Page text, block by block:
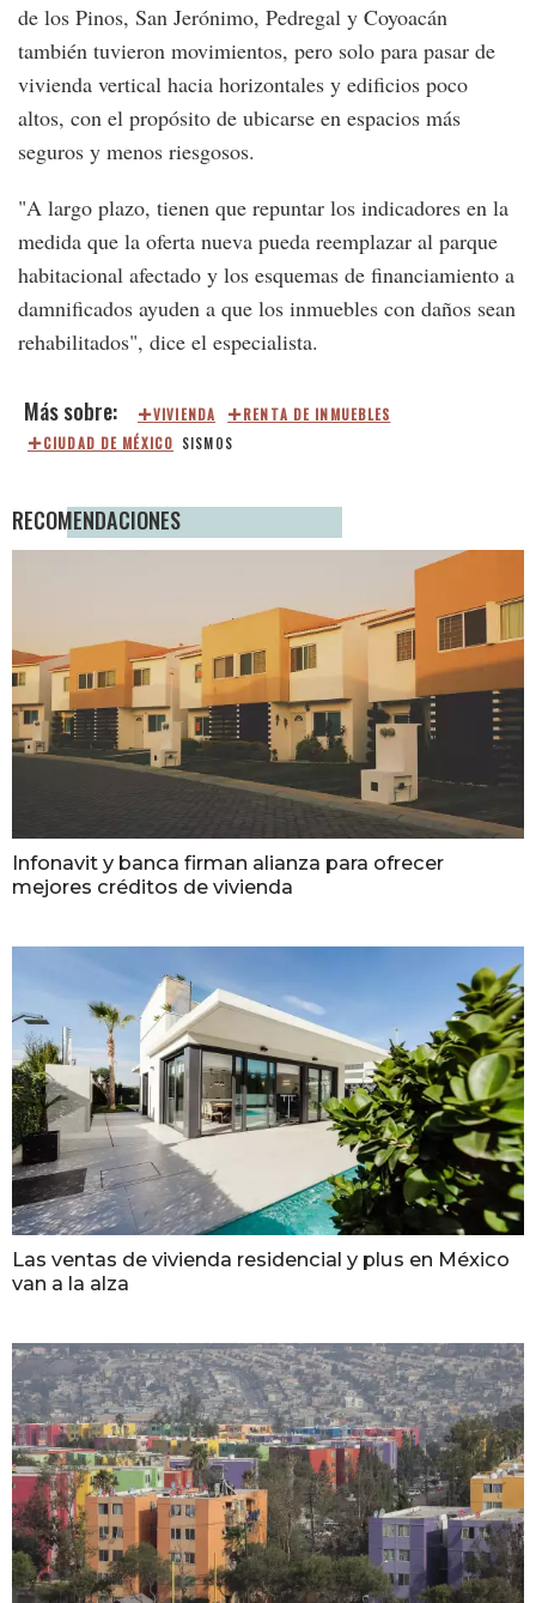
de los Pinos, San Jerónimo, Pedregal y Coyoacán
también tuvieron movimientos, pero solo para pasar de
vivienda vertical hacia horizontales y edificios poco
altos, con el propósito de ubicarse en espacios más
seguros y menos riesgosos.
"A largo plazo, tienen que repuntar los indicadores en la
medida que la oferta nueva pueda reemplazar al parque
habitacional afectado y los esquemas de financiamiento a
damnificados ayuden a que los inmuebles con daños sean
rehabilitados", dice el especialista.
VIVIENDA
RENTA DE INMUEBLES
CIUDAD DE MÉXICO SISMOS
RECOMENDACIONES
Infonavit y banca firman alianza para ofrecer
mejores créditos de vivienda
Las ventas de vivienda residencial y plus en México
van a la alza